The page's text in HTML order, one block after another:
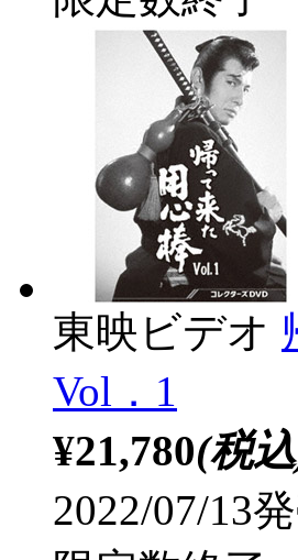
東映ビデオ
Vol．1
¥21,780(税
2022/07/13